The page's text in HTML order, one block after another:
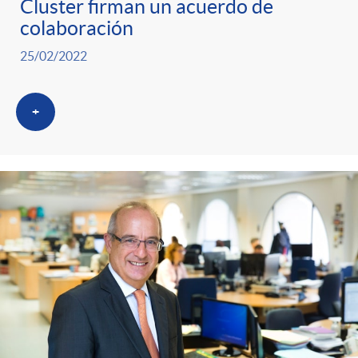
Cluster firman un acuerdo de
colaboración
25/02/2022
+